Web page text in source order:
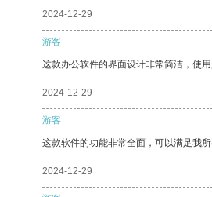
2024-12-29
游客
这款办公软件的界面设计非常简洁，使
2024-12-29
游客
这款软件的功能非常全面，可以满足我所
2024-12-29